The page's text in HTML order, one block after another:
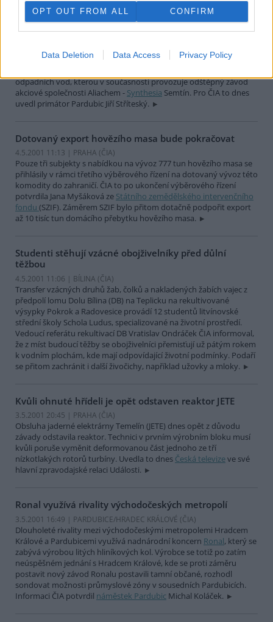
OPT OUT FROM ALL CONFIRM
Data Deletion Data Access Privacy Policy
Pardubický magistrát chce získat semtínskou čistírnu
4.5.2001 11:47 | PARDUBICE (ČIA)
odpadních vod, kterou v současnosti provozuje odštěpný závod
akciové společnosti Aliachem - Synthesia Semtín. Pro ČIA to dnes
uvedl primátor Pardubic Jiří Stříteský.
Dotovaný export hovězího masa bude pokračovat
4.5.2001 11:13 | PRAHA (ČIA)
Pouze tři subjekty s nabídkou na vývoz 777 tun hovězího masa se
přihlásily v rámci třetího výběrového řízení na dotovaný vývoz této
komodity do zahraničí. ČIA to po ukončení výběrového řízení
potvrdila Jana Myšáková ze Státního zemědělského intervenčního
fondu (SZIF). Záměrem SZIF bylo přitom dotačně podpořit export
až 10 tisíc tun domácího přebytku hovězího masa.
Studenti stěhují vzácné obojživelníky před důlní
těžbou
4.5.2001 11:06 | BÍLINA (ČIA)
Transfer vzácných druhů žab, čolků a nakladených žabích vajec z
předpolí lomu Dolu Bílina (DB) na Teplicku na rekultivované
výsypky Pokrok a Radovesice provádí 12 studentů litvínovské
střední školy Schola Ludus, specializované na životní prostředí.
Vedoucí referátu rekultivací DB Vratislav Ondráček ČIA informoval,
že z míst budoucí těžby se obojživelníci přemisťují už pátým rokem
k vodním plochám, kde mají odpovídající životní podmínky. Podaří
se přitom zachránit i další živočichy, například užovky a mloky.
Kvůli ohnuté hřídeli je opět odstaven reaktor JETE
3.5.2001 20:45 | PRAHA (ČIA)
Obsluha jaderné elektrárny Temelín (JETE) dnes opět z důvodu
závady odstavila reaktor. Technici v prvním výrobním bloku musí
kvůli poruše vyměnit deformovanou část jednoho ze tří
nízkotlakých rotorů turbíny. Uvedla to dnes Česká televizeve své
hlavní zpravodajské relaci Události.
Ronal využívá rivality východočeských metropolí
3.5.2001 16:49 | PARDUBICE/HRADEC KRÁLOVÉ (ČIA)
Dlouholeté rivality mezi východočeskými metropolemi Hradcem
Králové a Pardubicemi využívá nadnárodní koncern Ronal, který se
zabývá výrobou litých hliníkových kol. Výrobce se totiž po zatím
neúspěšném jednání s Hradcem Králové, kde se proti záměru
postavit nový závod Ronalu postavili tamní občané, rozhodl
sondovat možnosti průmyslové zóny v sousedních Pardubicích.
Informaci ČIA potvrdil náměstek Pardubic Michal Koláček.